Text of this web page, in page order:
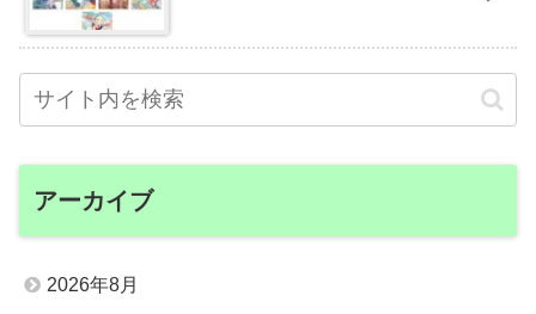
アーカイブ
2026年8月